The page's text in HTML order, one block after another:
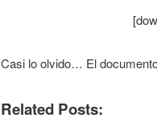
Casi lo olvido… El
Related Posts: